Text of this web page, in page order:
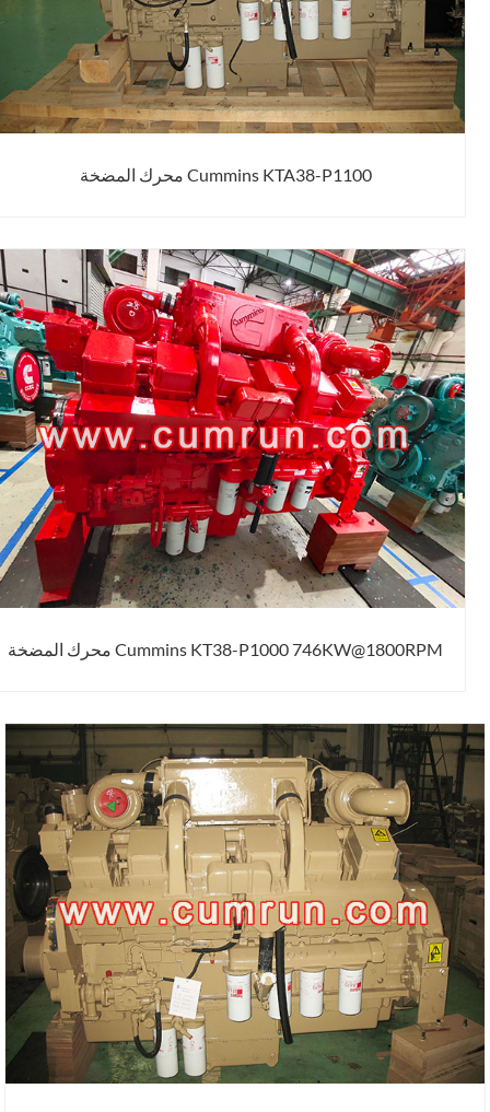
Cummins KTA38-P1100 محرك المضخة
Cummins KT38-P1000 746KW@1800RPM محرك المضخة